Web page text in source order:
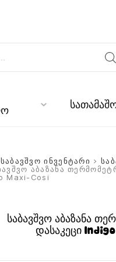
საბავშვო ინვენტარი >
აბაზანა
Maxi-Cosi
საბავშვო აბაზანა
დასაკეცი